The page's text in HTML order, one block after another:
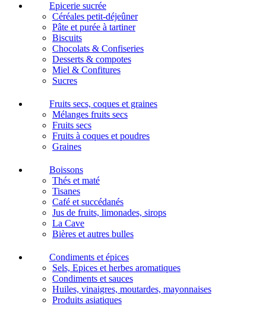
Epicerie sucrée
Céréales petit-déjeûner
Pâte et purée à tartiner
Biscuits
Chocolats & Confiseries
Desserts & compotes
Miel & Confitures
Sucres
Fruits secs, coques et graines
Mélanges fruits secs
Fruits secs
Fruits à coques et poudres
Graines
Boissons
Thés et maté
Tisanes
Café et succédanés
Jus de fruits, limonades, sirops
La Cave
Bières et autres bulles
Condiments et épices
Sels, Epices et herbes aromatiques
Condiments et sauces
Huiles, vinaigres, moutardes, mayonnaises
Produits asiatiques